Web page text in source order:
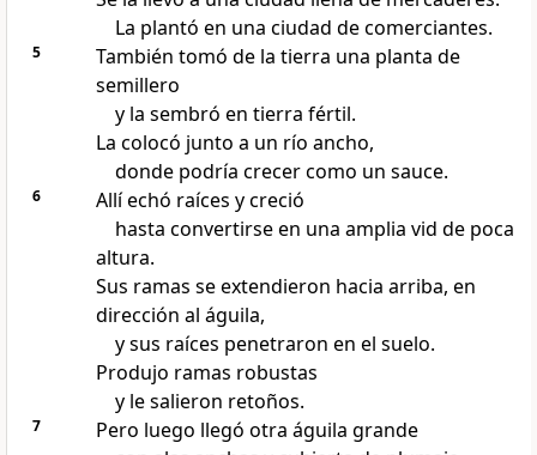
La plantó en una ciudad de comerciantes.
5
También tomó de la tierra una planta de
semillero
y la sembró en tierra fértil.
La colocó junto a un río ancho,
donde podría crecer como un sauce.
6
Allí echó raíces y creció
hasta convertirse en una amplia vid de poca
altura.
Sus ramas se extendieron hacia arriba, en
dirección al águila,
y sus raíces penetraron en el suelo.
Produjo ramas robustas
y le salieron retoños.
7
Pero luego llegó otra águila grande